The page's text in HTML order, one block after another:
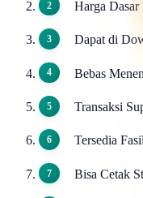
Harga Dasar
Dapat di
Bebas
Transaksi
Tersedia
Bisa Cetak